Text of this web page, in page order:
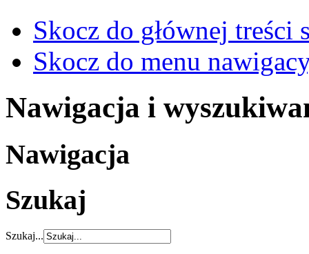
Skocz do głównej treści
Skocz do menu
Nawigacja i
Nawigacja
Szukaj
Szukaj...